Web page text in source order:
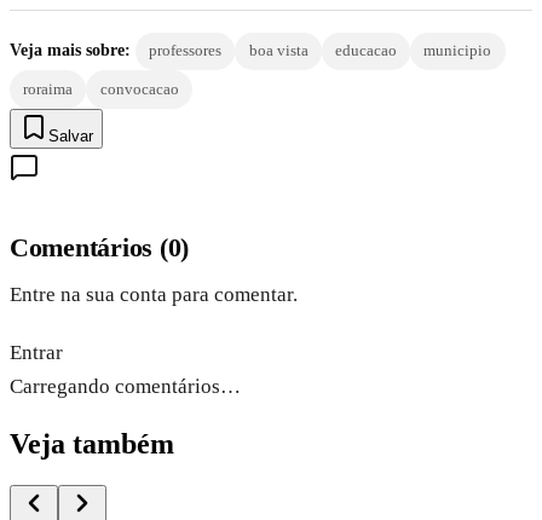
Veja mais sobre: professores boa vista educacao municipio
roraima convocacao
Salvar
Comentários (0)
Entre na sua conta para comentar.
Entrar
Carregando comentários…
Veja também